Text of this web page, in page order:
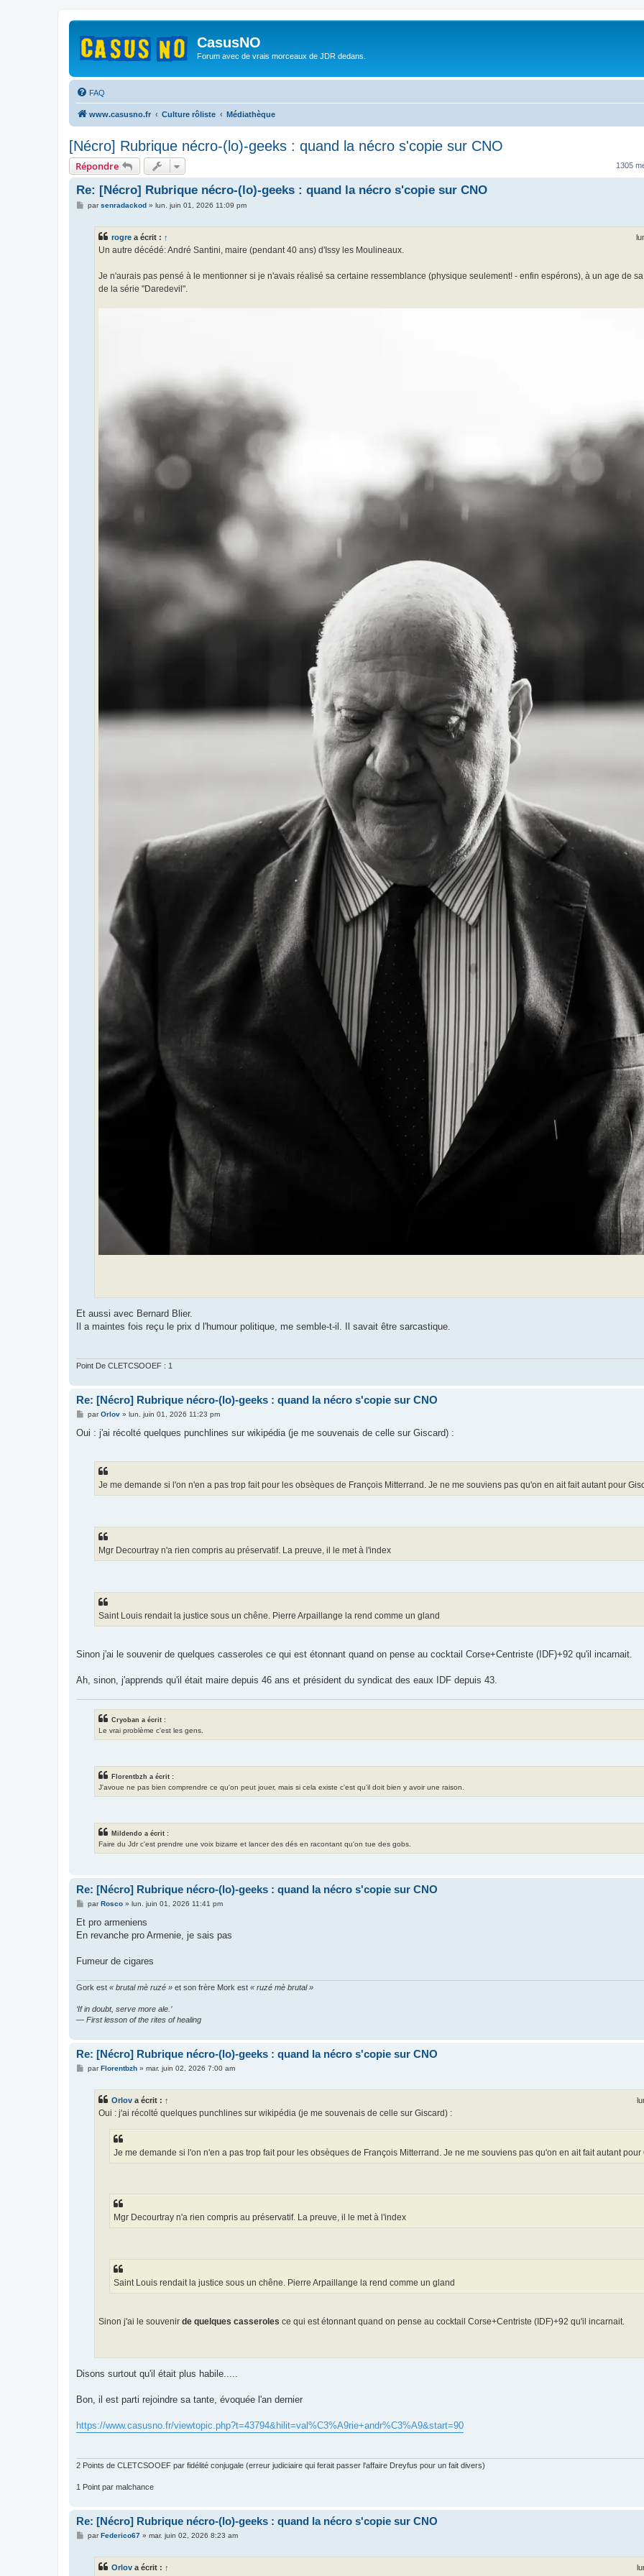
CasusNO
Forum avec de vrais morceaux de JDR dedans.
FAQ
www.casusno.fr Culture rôliste Médiathèque
[Nécro] Rubrique nécro-(lo)-geeks : quand la nécro s'copie sur CNO
Répondre 1305
Re: [Nécro] Rubrique nécro-(lo)-geeks : quand la nécro s'copie sur CNO
Mparsenradackod» lun. juin 01, 2026 11:09 pm
rogre a écrit : ↑
Un autre décédé: André Santini, maire (pendant 40 ans) d'Issy les Moulineaux.
Je n'aurais pas pensé à le mentionner si je n'avais réalisé sa certaine ressemblance (physique seulement! - enfin espérons), à un age de
de la série "Daredevil".
Et aussi avec Bernard Blier.
Il a maintes fois reçu le prix d l'humour politique, me semble-t-il. Il savait être sarcastique.
Point De CLETCSOOEF : 1
Re: [Nécro] Rubrique nécro-(lo)-geeks : quand la nécro s'copie sur CNO
M
s
parOrlov» lun. juin 01, 2026 11:23 pm
Oui : j'ai récolté quelques punchlines sur wikipédia (je me souvenais de celle sur Giscard) :
Je me demande si l'on n'en a pas trop fait pour les obsèques de François Mitterrand. Je ne me souviens pas qu'on en ait fait autant pour
Mgr Decourtray n'a rien compris au préservatif. La preuve, il le met à l'index
Saint Louis rendait la justice sous un chêne. Pierre Arpaillange la rend comme un gland
Sinon j'ai le souvenir de quelques casseroles ce qui est étonnant quand on pense au cocktail Corse+Centriste (IDF)+92 qu'il incarnait.
Ah, sinon, j'apprends qu'il était maire depuis 46 ans et président du syndicat des eaux IDF depuis 43.
Cryoban a écrit :
Le vrai problème c'est les gens.
Florentbzh a écrit :
J'avoue ne pas bien comprendre ce qu'on peut jouer, mais si cela existe c'est qu'il doit bien y avoir une raison.
Mildendo a écrit :
Faire du Jdr c'est prendre une voix bizarre et lancer des dés en racontant qu'on tue des gobs.
Re: [Nécro] Rubrique nécro-(lo)-geeks : quand la nécro s'copie sur CNO
M
s
a
parRosco» lun. juin 01, 2026 11:41 pm
Et pro armeniens
En revanche pro Armenie, je sais pas
Fumeur de cigares
Gork est « brutal mè ruzé » et son frère Mork est « ruzé mè brutal »
‘If in doubt, serve more ale.’
— First lesson of the rites of healing
Re: [Nécro] Rubrique nécro-(lo)-geeks : quand la nécro s'copie sur CNO
MparFlorentbzh» mar. juin 02, 2026 7:00 am
Orlov a écrit : ↑
Oui : j'ai récolté quelques punchlines sur wikipédia (je me souvenais de celle sur Giscard) :
Je me demande si l'on n'en a pas trop fait pour les obsèques de François Mitterrand. Je ne me souviens pas qu'on en ait fait autant pour
Mgr Decourtray n'a rien compris au préservatif. La preuve, il le met à l'index
Saint Louis rendait la justice sous un chêne. Pierre Arpaillange la rend comme un gland
Sinon j'ai le souvenir de quelques casseroles ce qui est étonnant quand on pense au cocktail Corse+Centriste (IDF)+92 qu'il incarnait.
Disons surtout qu'il était plus habile.....
Bon, il est parti rejoindre sa tante, évoquée l'an dernier
https://www.casusno.fr/viewtopic.php?t=43794&hilit=val%C3%A9rie+andr%C3%A9&start=90
2 Points de CLETCSOOEF par fidélité conjugale (erreur judiciaire qui ferait passer l'affaire Dreyfus pour un fait divers)
1 Point par malchance
Re: [Nécro] Rubrique nécro-(lo)-geeks : quand la nécro s'copie sur CNO
MparFederico67» mar. juin 02, 2026 8:23 am
Orlov a écrit : ↑